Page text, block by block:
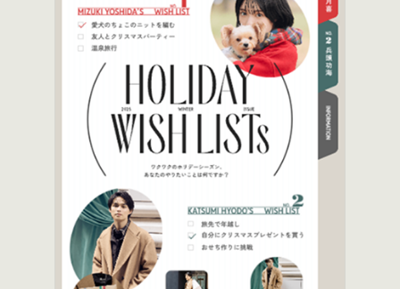
占い・診断
雰囲気
シンプル
ゴージャス
リッチ
上品
ポップ
クール
やさしい